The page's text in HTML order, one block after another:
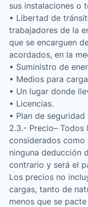
sus instalaciones o
• Libertad de
trabajadores de la
que se encarguen
acordados, en la
• Suministro de
• Medios para
• Un lugar donde
• Licencias.
• Plan de
2.3.- Precio–
considerados como
ninguna deducción
contrario y será el
Los precios no
cargas, tanto de
menos que se